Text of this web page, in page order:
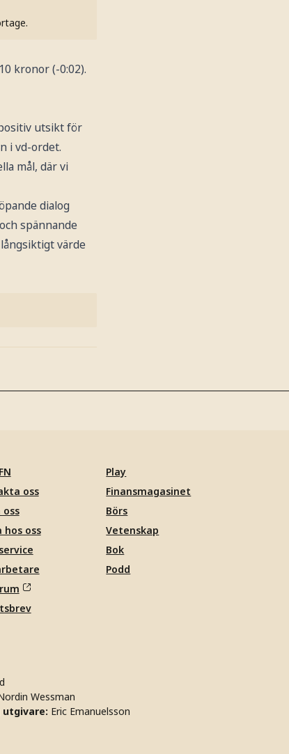
kronor (-0:02).
utsikt för
i vd-ordet.
mål, där vi
dialog
spännande
värde
oss
oss
hos oss
Play
Finansmagasinet
Börs
Vetenskap
Bok
Podd
Wessman
Eric Emanuelsson